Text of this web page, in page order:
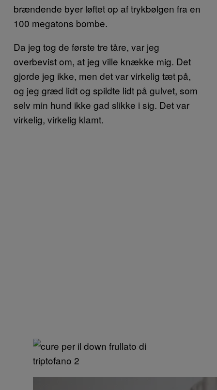
brændende byer løftet op af trykbølgen fra en
100 megatons bombe.
Da jeg tog de første tre tåre, var jeg
overbevist om, at jeg ville knække mig. Det
gjorde jeg ikke, men det var virkelig tæt på,
og jeg græd lidt og spildte lidt på gulvet, som
selv min hund ikke gad slikke i sig. Det var
virkelig, virkelig klamt.